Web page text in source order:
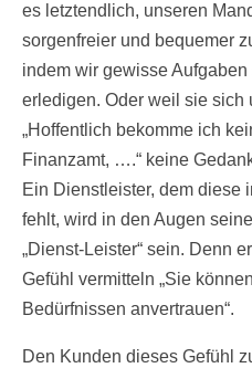
es letztendlich, unseren
sorgenfreier und bequemer
indem wir gewisse
erledigen. Oder weil sie sich
„Hoffentlich bekomme ich
Finanzamt, ….“ keine
Ein Dienstleister, dem diese
fehlt, wird in den Augen
„Dienst-Leister“ sein. Denn
Gefühl vermitteln „Sie
Bedürfnissen anvertrauen“.
Den Kunden dieses Gefühl